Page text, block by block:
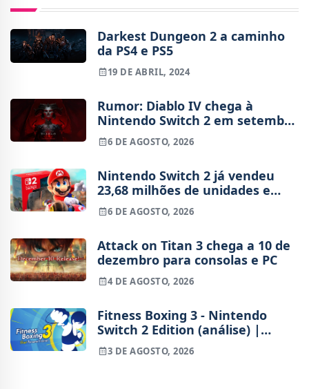
Darkest Dungeon 2 a caminho
da PS4 e PS5
19 DE ABRIL, 2024
Rumor: Diablo IV chega à
Nintendo Switch 2 em setembro
e vai custar o preço de um jogo
novo
6 DE AGOSTO, 2026
Nintendo Switch 2 já vendeu
23,68 milhões de unidades e
está 4 milhões à frente da
Switch original no mesmo
6 DE AGOSTO, 2026
Attack on Titan 3 chega a 10 de
dezembro para consolas e PC
4 DE AGOSTO, 2026
Fitness Boxing 3 - Nintendo
Switch 2 Edition (análise) |
Treinos refinados, mas ainda
fora de ritmo
3 DE AGOSTO, 2026